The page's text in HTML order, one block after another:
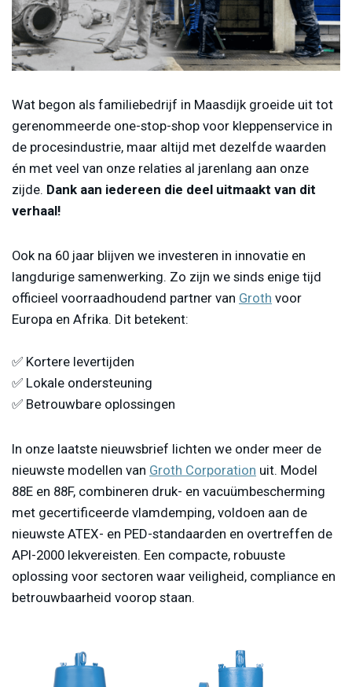
Wat begon als familiebedrijf in Maasdijk groeide uit tot
gerenommeerde one-stop-shop voor kleppenservice in
de procesindustrie, maar altijd met dezelfde waarden
én met veel van onze relaties al jarenlang aan onze
zijde. Dank aan iedereen die deel uitmaakt van dit
verhaal!
Ook na 60 jaar blijven we investeren in innovatie en
langdurige samenwerking. Zo zijn we sinds enige tijd
officieel voorraadhoudend partner van Groth voor
Europa en Afrika. Dit betekent:
✅ Kortere levertijden
✅ Lokale ondersteuning
✅ Betrouwbare oplossingen
In onze laatste nieuwsbrief lichten we onder meer de
nieuwste modellen van Groth Corporation uit. Model
88E en 88F, combineren druk- en vacuümbescherming
met gecertificeerde vlamdemping, voldoen aan de
nieuwste ATEX- en PED-standaarden en overtreffen de
API-2000 lekvereisten. Een compacte, robuuste
oplossing voor sectoren waar veiligheid, compliance en
betrouwbaarheid voorop staan.